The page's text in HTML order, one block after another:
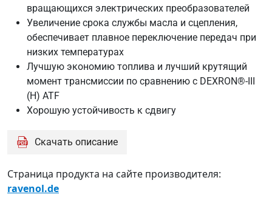
вращающихся электрических преобразователей
Увеличение срока службы масла и сцепления,
обеспечивает плавное переключение передач при
низких температурах
Лучшую экономию топлива и лучший крутящий
момент трансмиссии по сравнению с DEXRON®-III
(H) ATF
Хорошую устойчивость к сдвигу
Скачать описание
Страница продукта на сайте производителя:
ravenol.de